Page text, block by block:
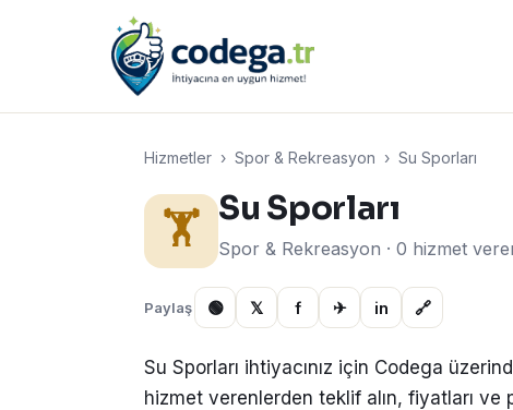
Hizmetler › Spor & Rekreasyon › Su Sporları
🏋️ Su Sporları
Spor & Rekreasyon · 0 hizmet
Paylaş 🟢 𝕏 f ✈ in 🔗
Su Sporları ihtiyacınız için Codega
hizmet verenlerden teklif alın, fiyatları ve